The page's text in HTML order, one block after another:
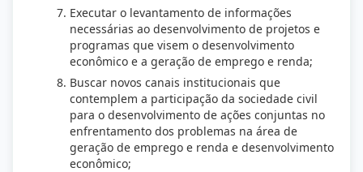
Executar o levantamento de informações
necessárias ao desenvolvimento de projetos e
programas que visem o desenvolvimento
econômico e a geração de emprego e renda;
Buscar novos canais institucionais que
contemplem a participação da sociedade civil
para o desenvolvimento de ações conjuntas no
enfrentamento dos problemas na área de
geração de emprego e renda e desenvolvimento
econômico;